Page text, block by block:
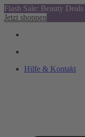
Flash Sale: Beauty
Jetzt shoppen
Hilfe & Kontakt